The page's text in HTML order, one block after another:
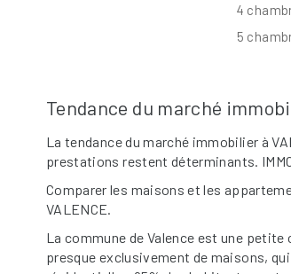
4
5
Tendance du marché
La tendance du marché immobilier à
prestations restent déterminants.
Comparer les maisons et les
VALENCE.
La commune de Valence est une
presque exclusivement de maisons,